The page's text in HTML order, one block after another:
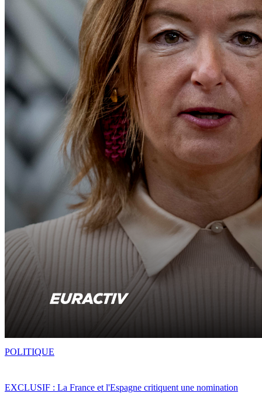
EXCLUSIF : La France et l'Espagne critiquent une nomination
POLITIQUE